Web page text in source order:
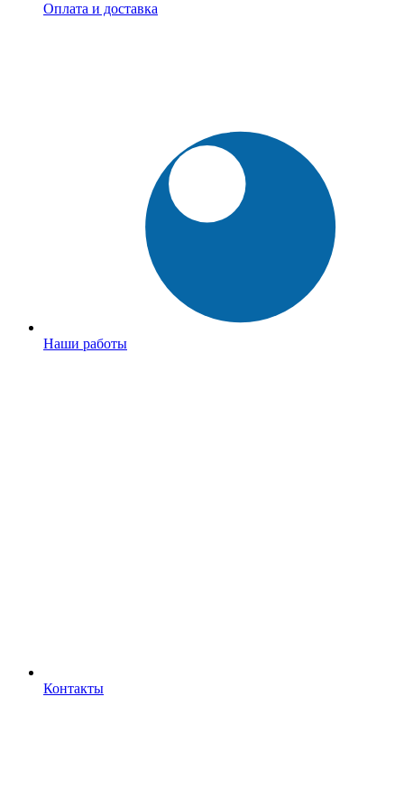
Оплата и доставка
Наши работы
Контакты